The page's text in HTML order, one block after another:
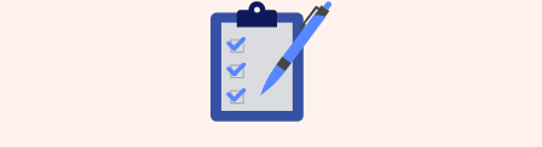
Steueroptimierung und proaktive Gestaltungsberatung
Als Faustregel gilt: Wenn die mögliche Steuerersparnis oder
Zeitersparnis die Kosten übersteigt, ist die Investition